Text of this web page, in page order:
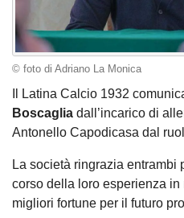
© foto di Adriano La Monica
Il Latina Calcio 1932
Boscaglia dall’incarico di
Antonello Capodicasa dal
La società ringrazia entrambi
corso della loro esperienza
migliori fortune per il futuro